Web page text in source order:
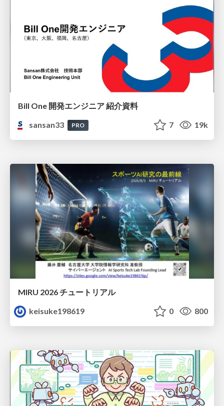
Bill One 開発エンジニア 紹介資料
sansan33
PRO 7 19k
MIRU 2026 チュートリアル
keisuke198619
0 800